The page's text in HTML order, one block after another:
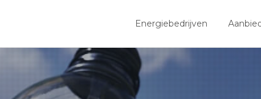
Energiebedrijven